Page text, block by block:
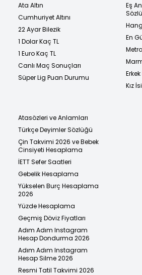
Ata Altın
Cumhuriyet Altını
22 Ayar Bilezik
1 Dolar Kaç TL
1 Euro Kaç TL
Canlı Maç Sonuçları
Süper Lig Puan Durumu
Eş
En
Kız
Atasözleri ve Anlamları
Türkçe Deyimler Sözlüğü
Çin Takvimi 2026 ve Bebek
Cinsiyeti Hesaplama
İETT Sefer Saatleri
Gebelik Hesaplama
Yükselen Burç Hesaplama
2026
Yüzde Hesaplama
Geçmiş Döviz Fiyatları
Adım Adım Instagram
Hesap Dondurma 2026
Adım Adım Instagram
Hesap Silme 2026
Resmi Tatil Takvimi 2026